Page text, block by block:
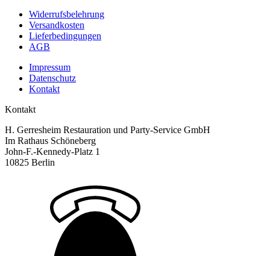
Widerrufsbelehrung
Versandkosten
Lieferbedingungen
AGB
Impressum
Datenschutz
Kontakt
Kontakt
H. Gerresheim Restauration und Party-Service GmbH
Im Rathaus Schöneberg
John-F.-Kennedy-Platz 1
10825 Berlin